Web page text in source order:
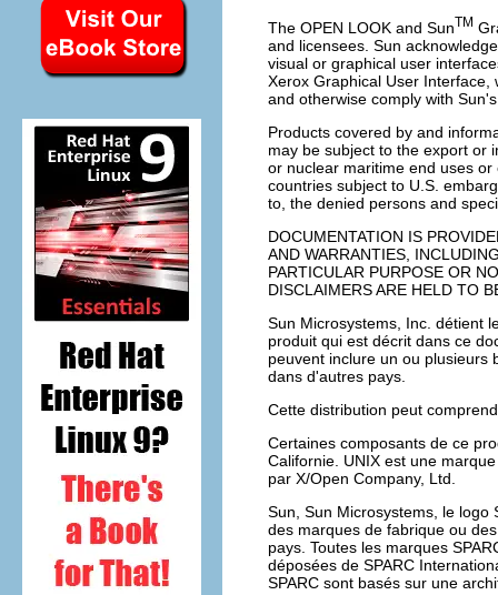
The OPEN LOOK and SunTM
and licensees. Sun
visual or graphical user
Xerox Graphical User Interface,
and otherwise comply with
Products covered by and
may be subject to the export or
or nuclear maritime end uses
countries subject to U.S.
to, the denied persons and
DOCUMENTATION IS
AND WARRANTIES,
PARTICULAR PURPOSE OR
DISCLAIMERS ARE HELD TO
Sun Microsystems, Inc. détient
produit qui est décrit dans ce
peuvent inclure un ou plusieurs
dans d'autres pays.
Cette distribution peut
Certaines composants de ce
Californie. UNIX est une
par X/Open Company, Ltd.
Sun, Sun Microsystems, le logo
des marques de fabrique ou
pays. Toutes les marques
déposées de SPARC
SPARC sont basés sur une